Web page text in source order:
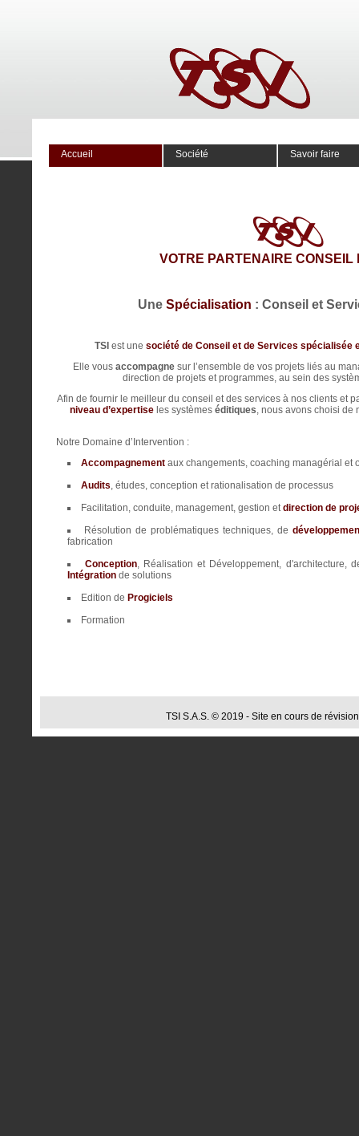
Accueil Société Savoir faire
VOTRE PARTENAIRE CONSEIL
Une Spécialisation : Conseil et
TSI est une société de Conseil et de Services spécialisée
Elle vous accompagne sur l’ensemble de vos projets liés au
direction de projets et programmes, au sein des
Afin de fournir le meilleur du conseil et des services à nos clients et
niveau d’expertise les systèmes éditiques, nous avons choisi de
Notre Domaine d’Intervention :
Accompagnement aux changements, coaching managérial et
Audits, études, conception et rationalisation de processus
Facilitation, conduite, management, gestion etdirection de
Résolution de problématiques techniques, de
fabrication
Conception, Réalisation et Développement, d'architecture,
Intégration de solutions
Edition de Progiciels
Formation
TSI S.A.S. © 2019 - Site en cours de